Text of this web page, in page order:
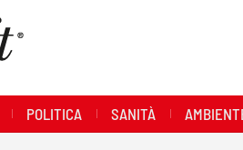
POLITICA SANITÀ